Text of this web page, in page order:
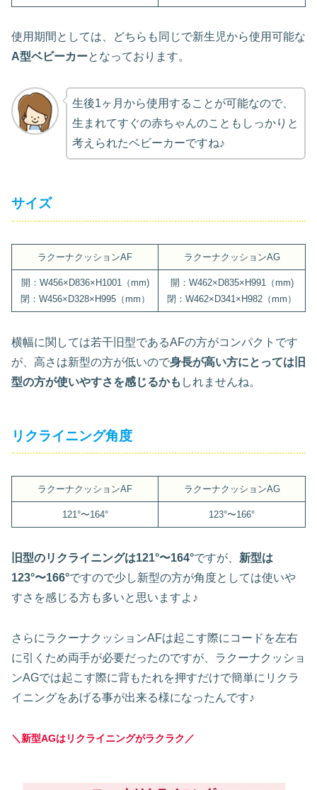
使用期間としては、どちらも同じで新生児から使用可能な
A型ベビーカーとなっております。
生後1ヶ月から使用することが可能なので、
生まれてすぐの赤ちゃんのこともしっかりと
考えられたベビーカーですね♪
サイズ
ラクーナクッションAF ラクーナクッションAG
開：W456×D836×H1001（mm)
閉：W456×D328×H995（mm）
開：W462×D835×H991（mm)
閉：W462×D341×H982（mm）
横幅に関しては若干旧型であるAFの方がコンパクトです
が、高さは新型の方が低いので身長が高い方にとっては旧
型の方が使いやすさを感じるかも しれませんね。
リクライニング角度
ラクーナクッションAF ラクーナクッションAG
121°〜164° 123°〜166°
旧型のリクライニングは121°〜164°ですが、 新型は
123°〜166°ですので少し新型の方が角度としては使いや
すさを感じる方も多いと思いますよ♪
さらにラクーナクッションAFは起こす際にコードを左右
に引くため両手が必要だったのですが、ラクーナクッショ
ンAGでは起こす際に背もたれを押すだけで簡単にリクラ
イニングをあげる事が出来る様になったんです♪
＼新型AGはリクライニングがラクラク／